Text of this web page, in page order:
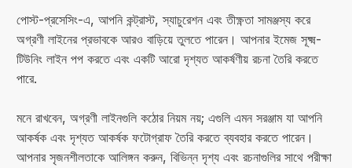
পোস্ট-প্রসেসিং-এ, আপনি কন্ট্রাস্ট, স্যাচুরেশন এবং তীক্ষ্ণতা সামঞ্জস্য করে
অগ্রণী লাইনের প্রভাবকে আরও বাড়িয়ে তুলতে পারেন। আপনার ইমেজ সূক্ষ্ম-
টিউনিং লাইন পপ করতে এবং একটি আরো দৃশ্যত আকর্ষণীয় রচনা তৈরি করতে
পারে.
মনে রাখবেন, অগ্রণী লাইনগুলি কঠোর নিয়ম নয়; এগুলি এমন সরঞ্জাম যা আপনি
আকর্ষক এবং দৃশ্যত আকর্ষক ফটোগ্রাফ তৈরি করতে ব্যবহার করতে পারেন।
আপনার সৃজনশীলতাকে আলিঙ্গন করুন, বিভিন্ন দৃশ্য এবং রচনাগুলির সাথে পরীক্ষা